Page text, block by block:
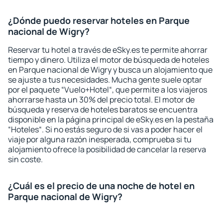
¿Dónde puedo reservar hoteles en Parque
nacional de Wigry?
Reservar tu hotel a través de eSky.es te permite ahorrar
tiempo y dinero. Utiliza el motor de búsqueda de hoteles
en Parque nacional de Wigry y busca un alojamiento que
se ajuste a tus necesidades. Mucha gente suele optar
por el paquete “Vuelo+Hotel“, que permite a los viajeros
ahorrarse hasta un 30% del precio total. El motor de
búsqueda y reserva de hoteles baratos se encuentra
disponible en la página principal de eSky.es en la pestaña
“Hoteles“. Si no estás seguro de si vas a poder hacer el
viaje por alguna razón inesperada, comprueba si tu
alojamiento ofrece la posibilidad de cancelar la reserva
sin coste.
¿Cuál es el precio de una noche de hotel en
Parque nacional de Wigry?